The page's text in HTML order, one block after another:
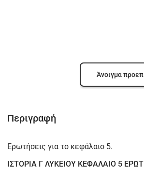
Άνοιγμα
Περιγραφή
Ερωτήσεις για το κεφάλαιο 5.
ΙΣΤΟΡΙΑ Γ ΛΥΚΕΙΟΥ ΚΕΦΑΛΑΙΟ 5